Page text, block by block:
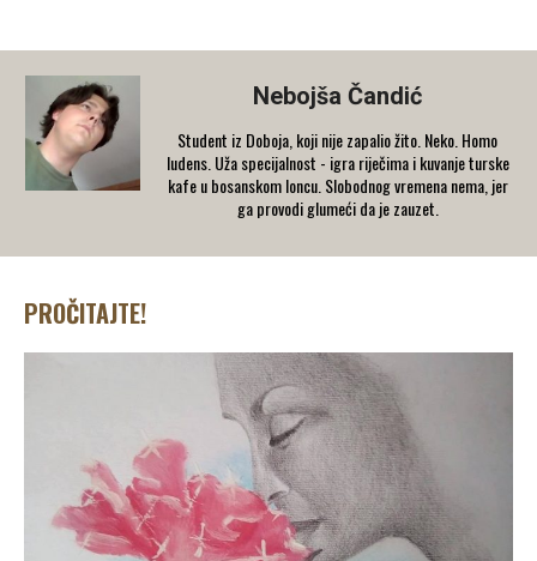
Nebojša Čandić
Student iz Doboja, koji nije zapalio žito. Neko. Homo
ludens. Uža specijalnost - igra riječima i kuvanje turske
kafe u bosanskom loncu. Slobodnog vremena nema, jer
ga provodi glumeći da je zauzet.
PROČITAJTE!